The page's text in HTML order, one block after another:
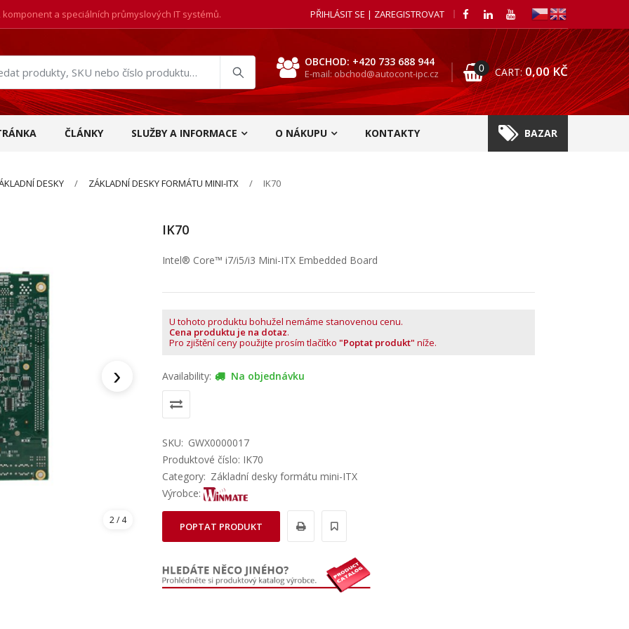
a speciálních průmyslových IT systémů. PŘIHLÁSIT SE | ZAREGISTROVAT
OBCHOD: +420 733 688 944
E-mail: obchod@autocont-ipc.cz 0 CART: 0,00KČ
ČLÁNKY SLUŽBY A INFORMACE O NÁKUPU KONTAKTY BAZAR
DESKY ZÁKLADNÍ DESKY FORMÁTU MINI-ITX IK70
›
2/ 4
IK70
Intel® Core™ i7/i5/i3 Mini-ITX Embedded Board
U tohoto produktu bohužel nemáme stanovenou cenu.
Cena produktu je na dotaz.
Pro zjištění ceny použijte prosím tlačítko "Poptat produkt" níže.
Availability: Na objednávku
SKU: GWX0000017
Produktové číslo: IK70
Category: Základní desky formátu mini-ITX
Výrobce:
POPTAT PRODUKT